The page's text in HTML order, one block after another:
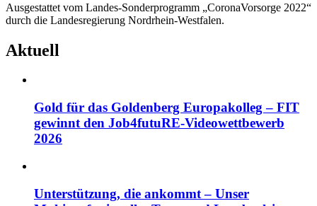
Ausgestattet vom Landes-Sonderprogramm „CoronaVorsorge 2022“
durch die Landesregierung Nordrhein-Westfalen.
Aktuell
Gold für das Goldenberg Europakolleg – FIT
gewinnt den Job4futuRE-Videowettbewerb
2026
Unterstützung, die ankommt – Unser